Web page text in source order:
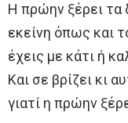
Η πρώην ξέρει τα
εκείνη όπως και
έχεις με κάτι ή
Και σε βρίζει κι
γιατί η πρώην